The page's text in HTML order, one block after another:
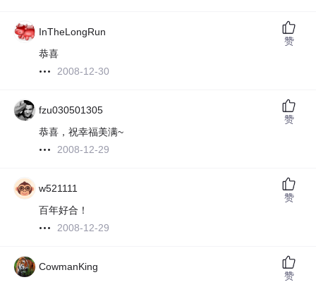
InTheLongRun
恭喜
2008-12-30
赞
fzu030501305
恭喜，祝幸福美满~
2008-12-29
赞
w521111
百年好合！
2008-12-29
赞
CowmanKing
赞